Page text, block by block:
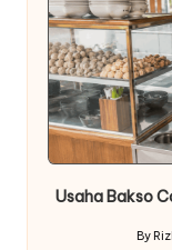
Usaha Bakso
By